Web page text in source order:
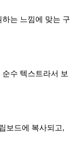
는 느낌에 맞는 구
수 텍스트라서 보
보드에 복사되고,